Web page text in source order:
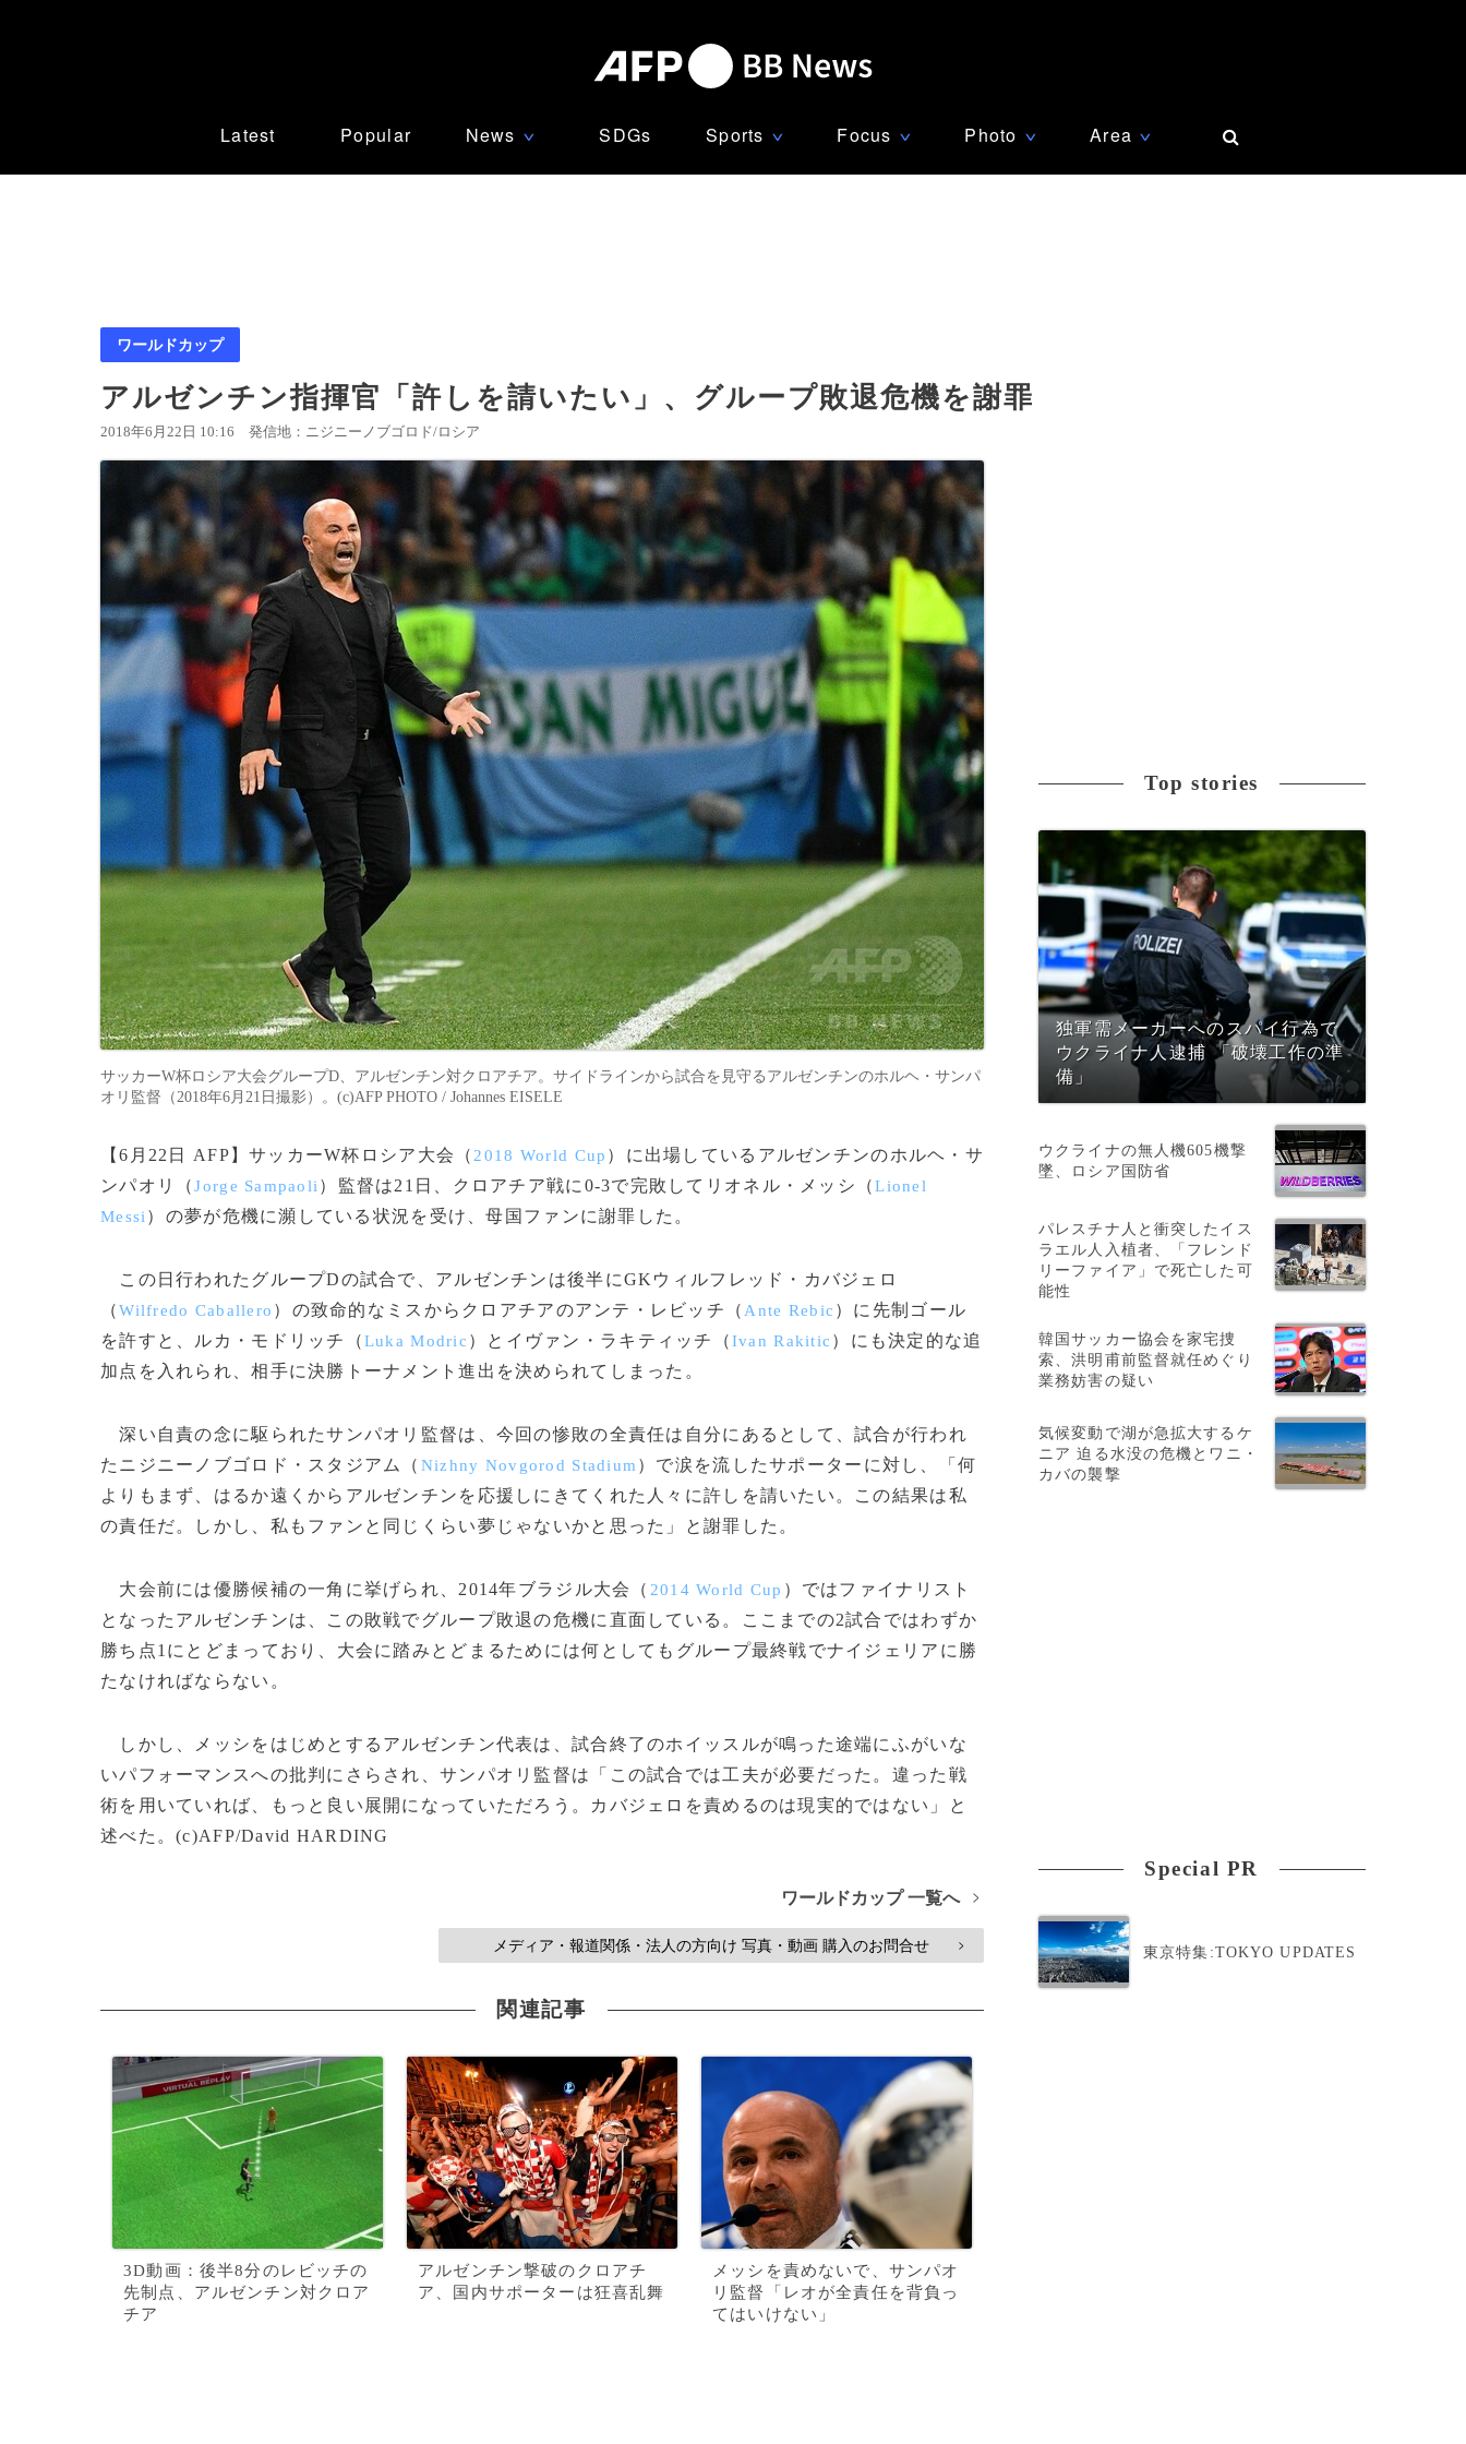
Latest Popular News ∨ SDGs Sports ∨ Focus ∨ Photo ∨ Area ∨
ワールドカップ
アルゼンチン指揮官「許しを請いたい」、グループ敗退危機を謝罪
2018年6月22日 10:16 発信地：ニジニーノブゴロド/ロシア
サッカーW杯ロシア大会グループD、アルゼンチン対クロアチア。サイドラインから試合を見守るアルゼンチンのホルヘ・サンパ
オリ監督（2018年6月21日撮影）。(c)AFP PHOTO / Johannes EISELE
【6月22日 AFP】サッカーW杯ロシア大会（ 2018 World Cup ）に出場しているアルゼンチンのホルヘ・サ
ンパオリ（Jorge Sampaoli ）監督は21日、クロアチア戦に0-3で完敗してリオネル・メッシ（Lionel
Messi ）の夢が危機に瀕している状況を受け、母国ファンに謝罪した。
この日行われたグループDの試合で、アルゼンチンは後半にGKウィルフレッド・カバジェロ
（Wilfredo Caballero ）の致命的なミスからクロアチアのアンテ・レビッチ（ Ante Rebic ）に先制ゴール
を許すと、ルカ・モドリッチ（Luka Modric ）とイヴァン・ラキティッチ（Ivan Rakitic ）にも決定的な追
加点を入れられ、相手に決勝トーナメント進出を決められてしまった。
深い自責の念に駆られたサンパオリ監督は、今回の惨敗の全責任は自分にあるとして、試合が行われ
たニジニーノブゴロド・スタジアム（ Nizhny Novgorod Stadium ）で涙を流したサポーターに対し、「何
よりもまず、はるか遠くからアルゼンチンを応援しにきてくれた人々に許しを請いたい。この結果は私
の責任だ。しかし、私もファンと同じくらい夢じゃないかと思った」と謝罪した。
大会前には優勝候補の一角に挙げられ、2014年ブラジル大会（ 2014 World Cup ）ではファイナリスト
となったアルゼンチンは、この敗戦でグループ敗退の危機に直面している。ここまでの2試合ではわずか
勝ち点1にとどまっており、大会に踏みとどまるためには何としてもグループ最終戦でナイジェリアに勝
たなければならない。
しかし、メッシをはじめとするアルゼンチン代表は、試合終了のホイッスルが鳴った途端にふがいな
いパフォーマンスへの批判にさらされ、サンパオリ監督は「この試合では工夫が必要だった。違った戦
術を用いていれば、もっと良い展開になっていただろう。カバジェロを責めるのは現実的ではない」と
述べた。(c)AFP/David HARDING
ワールドカップ 一覧へ >
メディア・報道関係・法人の方向け 写真・動画 購入のお問合せ >
関連記事
3D動画：後半8分のレビッチの
先制点、アルゼンチン対クロア
チア
アルゼンチン撃破のクロアチ
ア、国内サポーターは狂喜乱舞
メッシを責めないで、サンパオ
リ監督「レオが全責任を背負っ
てはいけない」
Top stories
独軍需メーカーへのスパイ行為で
ウクライナ人逮捕 「破壊工作の準
備」
ウクライナの無人機605機撃
墜、ロシア国防省
パレスチナ人と衝突したイス
ラエル人入植者、「フレンド
リーファイア」で死亡した可
能性
韓国サッカー協会を家宅捜
索、洪明甫前監督就任めぐり
業務妨害の疑い
気候変動で湖が急拡大するケ
ニア 迫る水没の危機とワニ・
カバの襲撃
Special PR
東京特集:TOKYO UPDATES